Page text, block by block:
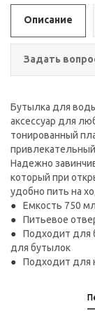
Описание
Задать
Бутылка для
аксессуар для
тонированный
Надежно
который при
удобно пить на
Емкость 750 мл
Питьевое
Подходит для
для бутылок
Подходит для